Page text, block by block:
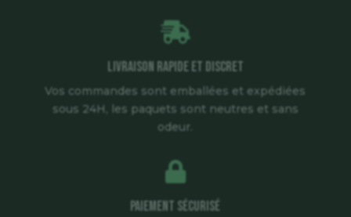

Livraison rapide et discret
Vos commandes sont emballées et expédiées
sous 24H, les paquets sont neutres et sans
odeur.

Paiement sécurisé